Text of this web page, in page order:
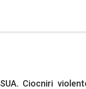
SUA. Ciocniri